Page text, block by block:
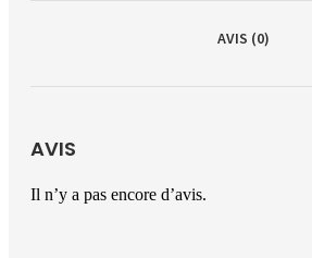
AVIS (0)
AVIS
Il n’y a pas encore d’avis.